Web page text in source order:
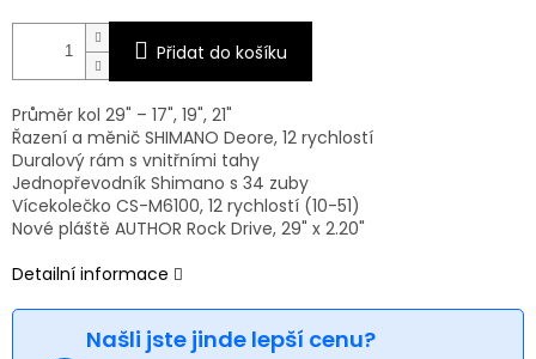
Přidat do košíku
Průměr kol 29" – 17", 19", 21"
Řazení a měnič SHIMANO Deore, 12 rychlostí
Duralový rám s vnitřními tahy
Jednopřevodník Shimano s 34 zuby
Vícekolečko CS-M6100, 12 rychlostí (10-51)
Nové pláště AUTHOR Rock Drive, 29" x 2.20"
Detailní informace
Našli jste jinde lepší cenu?